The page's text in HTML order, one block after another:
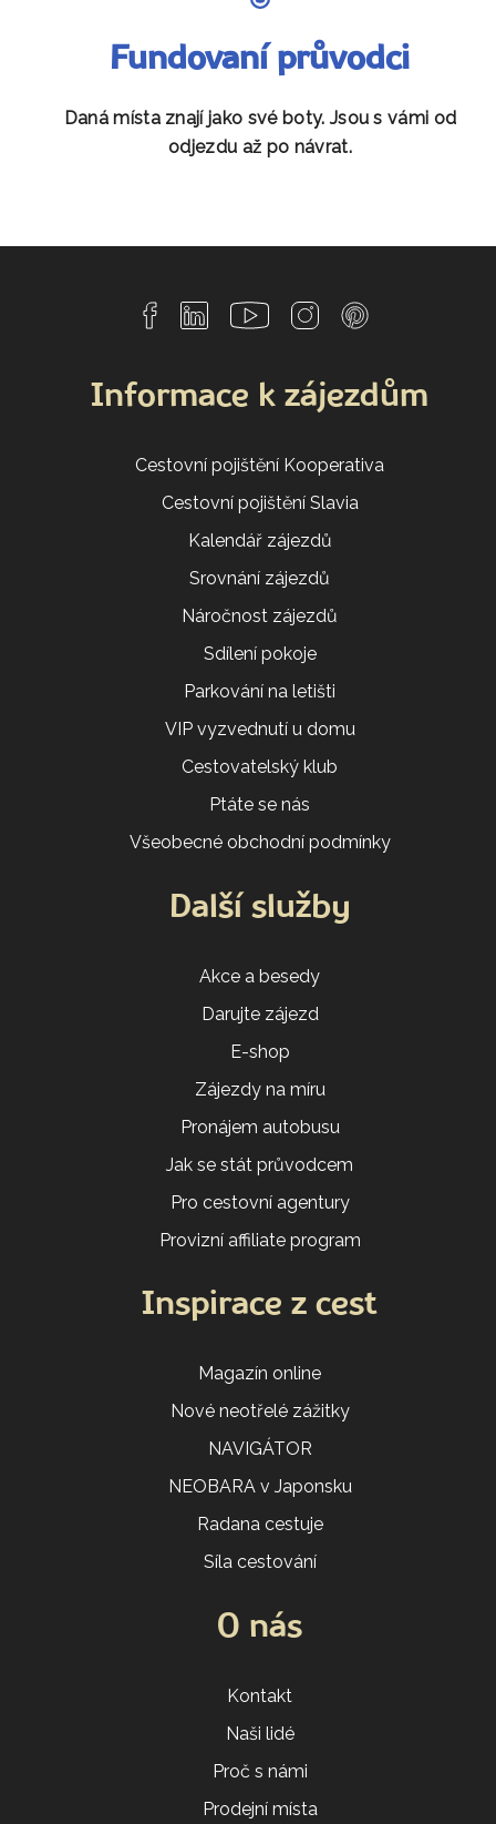
Fundovaní průvodci
Daná místa znají jako své boty. Jsou s vámi od
odjezdu až po návrat.
Informace k zájezdům
Cestovní pojištění Kooperativa
Cestovní pojištění Slavia
Kalendář zájezdů
Srovnání zájezdů
Náročnost zájezdů
Sdílení pokoje
Parkování na letišti
VIP vyzvednutí u domu
Cestovatelský klub
Ptáte se nás
Všeobecné obchodní podmínky
Další služby
Akce a besedy
Darujte zájezd
E-shop
Zájezdy na míru
Pronájem autobusu
Jak se stát průvodcem
Pro cestovní agentury
Provizní affiliate program
Inspirace z cest
Magazín online
Nové neotřelé zážitky
NAVIGÁTOR
NEOBARA v Japonsku
Radana cestuje
Síla cestování
O nás
Kontakt
Naši lidé
Proč s námi
Prodejní místa